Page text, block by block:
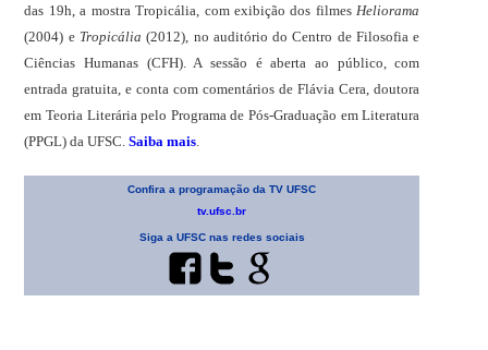
das 19h, a mostra Tropicália, com exibição dos filmes Heliorama
(2004) e Tropicália (2012), no auditório do Centro de Filosofia e
Ciências Humanas (CFH). A sessão é aberta ao público, com
entrada gratuita, e conta com comentários de Flávia Cera, doutora
em Teoria Literária pelo Programa de Pós-Graduação em Literatura
(PPGL) da UFSC.Saiba mais
Confira a programação da TV UFSC
tv.ufsc.br
Siga a UFSC nas redes sociais